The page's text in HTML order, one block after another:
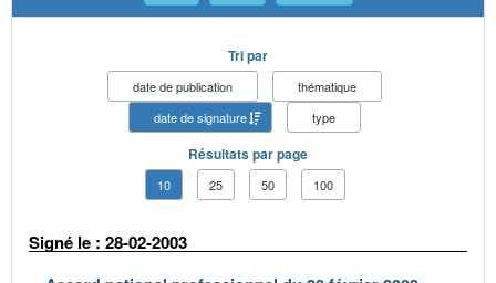
Tri par
date de publication
thématique
date de signature
type
Résultats par page
10 25 50 100
Signé le : 28-02-2003